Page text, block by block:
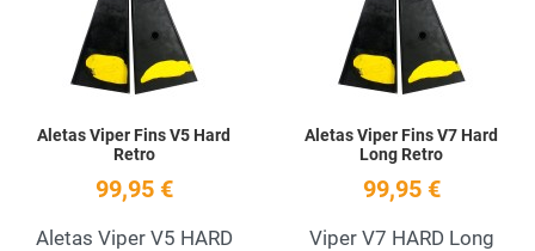
Aletas Viper Fins V5 Hard
Retro
99,95 €
Aletas Viper V5 HARD
Aletas Viper Fins V7 Hard
Long Retro
99,95 €
Viper V7 HARD Long